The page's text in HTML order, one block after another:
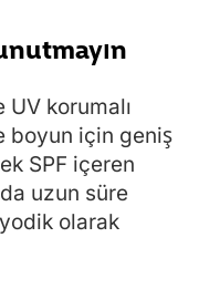
korumalı
boyun için geniş
SPF içeren
uzun süre
olarak